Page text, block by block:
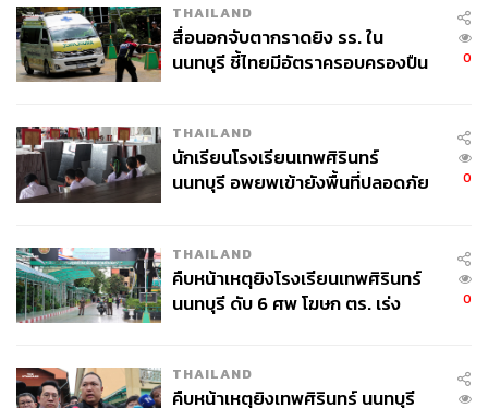
THAILAND
สื่อนอกจับตากราดยิง รร. ใน
นนทบุรี ชี้ไทยมีอัตราครอบครองปืน
0
THAILAND
นักเรียนโรงเรียนเทพศิรินทร์
นนทบุรี อพยพเข้ายังพื้นที่ปลอดภัย
0
THAILAND
คืบหน้าเหตุยิงโรงเรียนเทพศิรินทร์
นนทบุรี ดับ 6 ศพ โฆษก ตร. เร่ง
0
THAILAND
คืบหน้าเหตุยิงเทพศิรินทร์ นนทบุรี